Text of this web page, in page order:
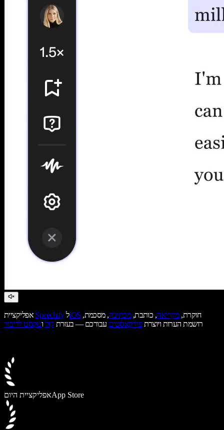
אפליקציית Speechify לiOS חוקרת,מקריאה, כותבת,מכתיבה, מסכמת,
רושמת הערות ויוצרתפודקאסטים עבורכם — בעזרת קול וטקסט לדיבור
אפליקציית היוםApp Store